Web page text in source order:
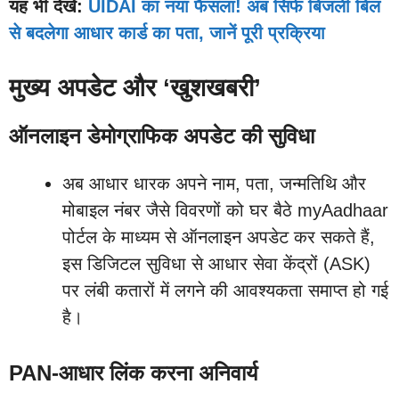
यह भी देखें: UIDAI का नया फैसला! अब सिर्फ बिजली बिल
से बदलेगा आधार कार्ड का पता, जानें पूरी प्रक्रिया
मुख्य अपडेट और ‘खुशखबरी’
ऑनलाइन डेमोग्राफिक अपडेट की सुविधा
अब आधार धारक अपने नाम, पता, जन्मतिथि और
मोबाइल नंबर जैसे विवरणों को घर बैठे myAadhaar
पोर्टल के माध्यम से ऑनलाइन अपडेट कर सकते हैं,
इस डिजिटल सुविधा से आधार सेवा केंद्रों (ASK)
पर लंबी कतारों में लगने की आवश्यकता समाप्त हो गई
है।
PAN-आधार लिंक करना अनिवार्य